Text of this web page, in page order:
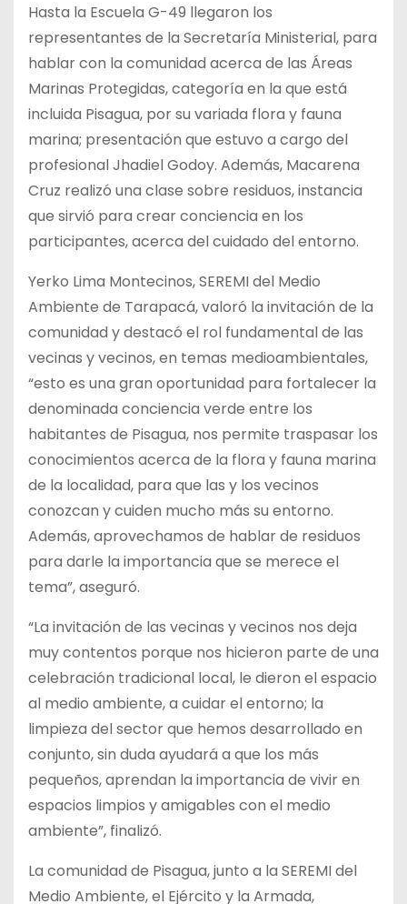
Hasta la Escuela G-49 llegaron los
representantes de la Secretaría Ministerial, para
hablar con la comunidad acerca de las Áreas
Marinas Protegidas, categoría en la que está
incluida Pisagua, por su variada flora y fauna
marina; presentación que estuvo a cargo del
profesional Jhadiel Godoy. Además, Macarena
Cruz realizó una clase sobre residuos, instancia
que sirvió para crear conciencia en los
participantes, acerca del cuidado del entorno.
Yerko Lima Montecinos, SEREMI del Medio
Ambiente de Tarapacá, valoró la invitación de la
comunidad y destacó el rol fundamental de las
vecinas y vecinos, en temas medioambientales,
“esto es una gran oportunidad para fortalecer la
denominada conciencia verde entre los
habitantes de Pisagua, nos permite traspasar los
conocimientos acerca de la flora y fauna marina
de la localidad, para que las y los vecinos
conozcan y cuiden mucho más su entorno.
Además, aprovechamos de hablar de residuos
para darle la importancia que se merece el
tema”, aseguró.
“La invitación de las vecinas y vecinos nos deja
muy contentos porque nos hicieron parte de una
celebración tradicional local, le dieron el espacio
al medio ambiente, a cuidar el entorno; la
limpieza del sector que hemos desarrollado en
conjunto, sin duda ayudará a que los más
pequeños, aprendan la importancia de vivir en
espacios limpios y amigables con el medio
ambiente”, finalizó.
La comunidad de Pisagua, junto a la SEREMI del
Medio Ambiente, el Ejército y la Armada,